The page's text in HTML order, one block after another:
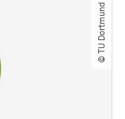
© TU Dortmund